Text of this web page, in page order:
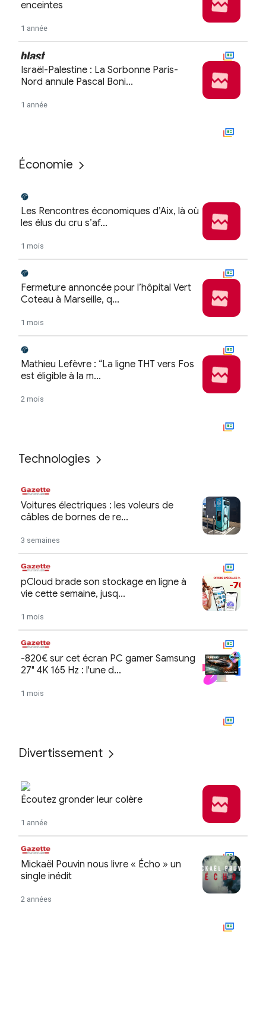
Économie
Technologies
Divertissement